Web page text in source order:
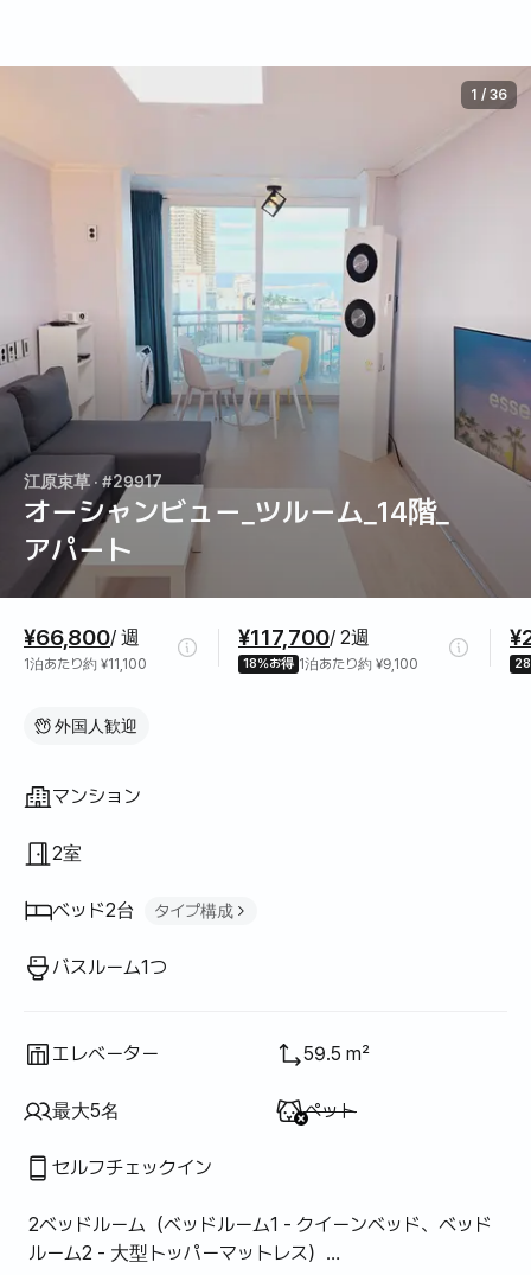
江原束草 · #29917
オーシャンビュー_ツルーム_14階_
アパート
1 / 36
¥66,800/ 週
1泊あたり約 ¥11,100
¥117,700/ 2週
18%お得 1泊あたり約 ¥9,100
外国人歓迎
間取り
マンション
2室
ベッド2台 タイプ構成
ソファベッド 1
バスルーム1つ
エレベーター 59.5 m²
最大5名 利用不可
ペット
セルフチェックイン
2ベッドルーム（ベッドルーム1 - クイーンベッド、ベッド
ルーム2 - 大型トッパーマットレス）